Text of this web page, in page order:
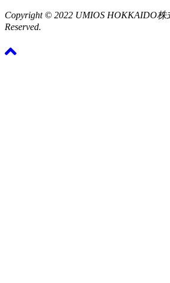
Copyright © 2022 UMIOS HOKKAIDO株
Reserved.